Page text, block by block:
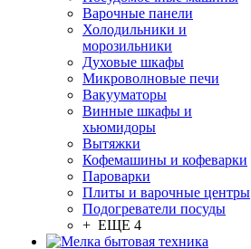
Варочные панели
Холодильники и
морозильники
Духовые шкафы
Микроволновые печи
Вакууматоры
Винные шкафы и
хьюмидоры
Вытяжки
Кофемашины и кофеварки
Пароварки
Плиты и варочные центры
Подогреватели посуды
+ ЕЩЕ 4